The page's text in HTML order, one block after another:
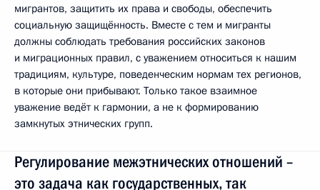
мигрантов, защитить их права и свободы, обеспечить
социальную защищённость. Вместе с тем и мигранты
должны соблюдать требования российских законов
и миграционных правил, с уважением относиться к нашим
традициям, культуре, поведенческим нормам тех регионов,
в которые они прибывают. Только такое взаимное
уважение ведёт к гармонии, а не к формированию
замкнутых этнических групп.
Регулирование межэтнических отношений –
это задача как государственных, так